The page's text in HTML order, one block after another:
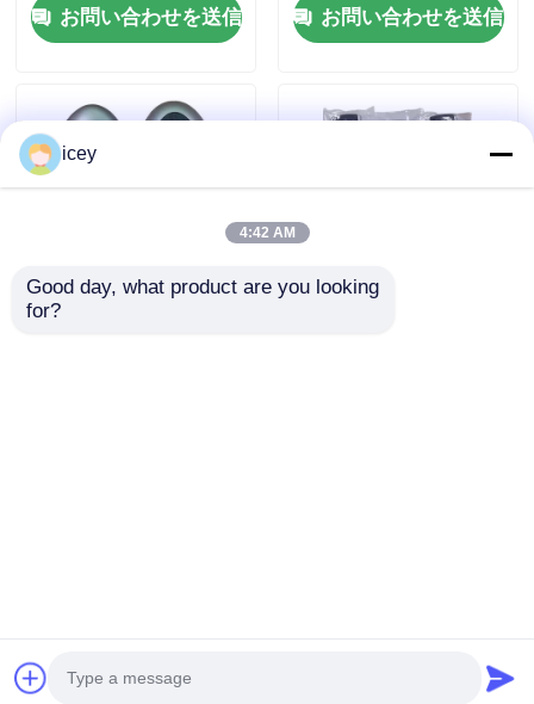
ホーム
ビデオ
会社案内
自動キー
お問い合わせを送信
B74-H6261-02/662F-
SKEA7D03
お問い合わせを送信
Guangzhou Haina High-Tech Co., Ltd.. All Rights
icey
4:42 AM
Good day, what product are you looking
for?